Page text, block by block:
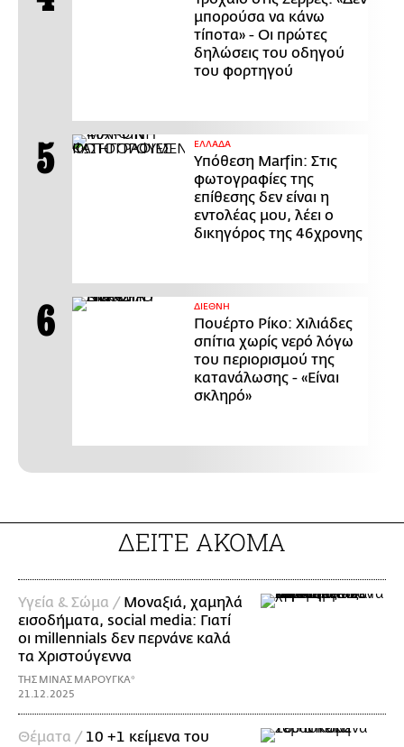
μπορούσα να κάνω
τίποτα» - Οι πρώτες
δηλώσεις του οδηγού
του φορτηγού
ΕΛΛΑΔΑ
Υπόθεση Marfin: Στις
φωτογραφίες της
επίθεσης δεν είναι η
εντολέας μου, λέει ο
δικηγόρος της 46χρονης
ΔΙΕΘΝΗ
Πουέρτο Ρίκο: Χιλιάδες
σπίτια χωρίς νερό λόγω
του περιορισμού της
κατανάλωσης - «Είναι
σκληρό»
ΔΕΙΤΕ ΑΚΟΜΑ
Υγεία & Σώμα / Μοναξιά, χαμηλά
εισοδήματα, social media: Γιατί
οι millennials δεν περνάνε καλά
τα Χριστούγεννα
ΤΗΣ ΜΙΝΑΣ ΜΑΡΟΥΓΚΑ*
21.12.2025
Θέματα / 10 +1 κείμενα του